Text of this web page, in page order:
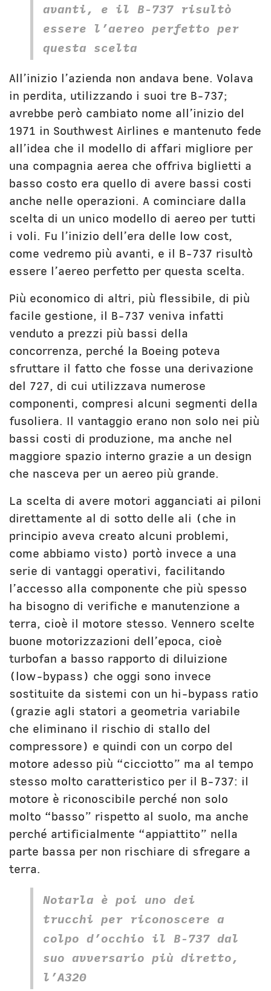
avanti, e il B-737 risultò
essere l’aereo perfetto per
questa scelta
All’inizio l’azienda non andava bene. Volava
in perdita, utilizzando i suoi tre B-737;
avrebbe però cambiato nome all’inizio del
1971 in Southwest Airlines e mantenuto fede
all’idea che il modello di affari migliore per
una compagnia aerea che offriva biglietti a
basso costo era quello di avere bassi costi
anche nelle operazioni. A cominciare dalla
scelta di un unico modello di aereo per tutti
i voli. Fu l’inizio dell’era delle low cost,
come vedremo più avanti, e il B-737 risultò
essere l’aereo perfetto per questa scelta.
Più economico di altri, più flessibile, di più
facile gestione, il B-737 veniva infatti
venduto a prezzi più bassi della
concorrenza, perché la Boeing poteva
sfruttare il fatto che fosse una derivazione
del 727, di cui utilizzava numerose
componenti, compresi alcuni segmenti della
fusoliera. Il vantaggio erano non solo nei più
bassi costi di produzione, ma anche nel
maggiore spazio interno grazie a un design
che nasceva per un aereo più grande.
La scelta di avere motori agganciati ai piloni
direttamente al di sotto delle ali (che in
principio aveva creato alcuni problemi,
come abbiamo visto) portò invece a una
serie di vantaggi operativi, facilitando
l’accesso alla componente che più spesso
ha bisogno di verifiche e manutenzione a
terra, cioè il motore stesso. Vennero scelte
buone motorizzazioni dell’epoca, cioè
turbofan a basso rapporto di diluizione
(low-bypass) che oggi sono invece
sostituite da sistemi con un hi-bypass ratio
(grazie agli statori a geometria variabile
che eliminano il rischio di stallo del
compressore) e quindi con un corpo del
motore adesso più “cicciotto” ma al tempo
stesso molto caratteristico per il B-737: il
motore è riconoscibile perché non solo
molto “basso” rispetto al suolo, ma anche
perché artificialmente “appiattito” nella
parte bassa per non rischiare di sfregare a
terra.
Notarla è poi uno dei
trucchi per riconoscere a
colpo d’occhio il B-737 dal
suo avversario più diretto,
l’A320